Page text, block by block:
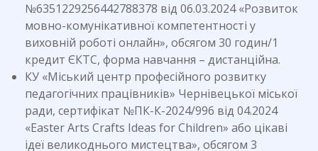
№6351229256442788378 від 06.03.2024 «Розвиток
мовно-комунікативної компетентності у
виховній роботі онлайн», обсягом 30 годин/1
кредит ЄКТС, форма навчання – дистанційна.
КУ «Міський центр професійного розвитку
педагогічних працівників» Чернівецької міської
ради, сертифікат №ПК-К-2024/996 від 04.2024
«Easter Arts Crafts Ideas for Children» або цікаві
ідеї великоднього мистецтва», обсягом 3